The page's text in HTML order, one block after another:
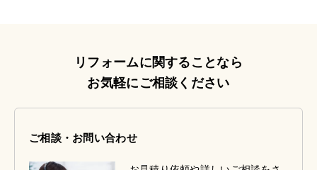
リフォームに関することなら
お気軽にご相談ください
ご相談・お問い合わせ